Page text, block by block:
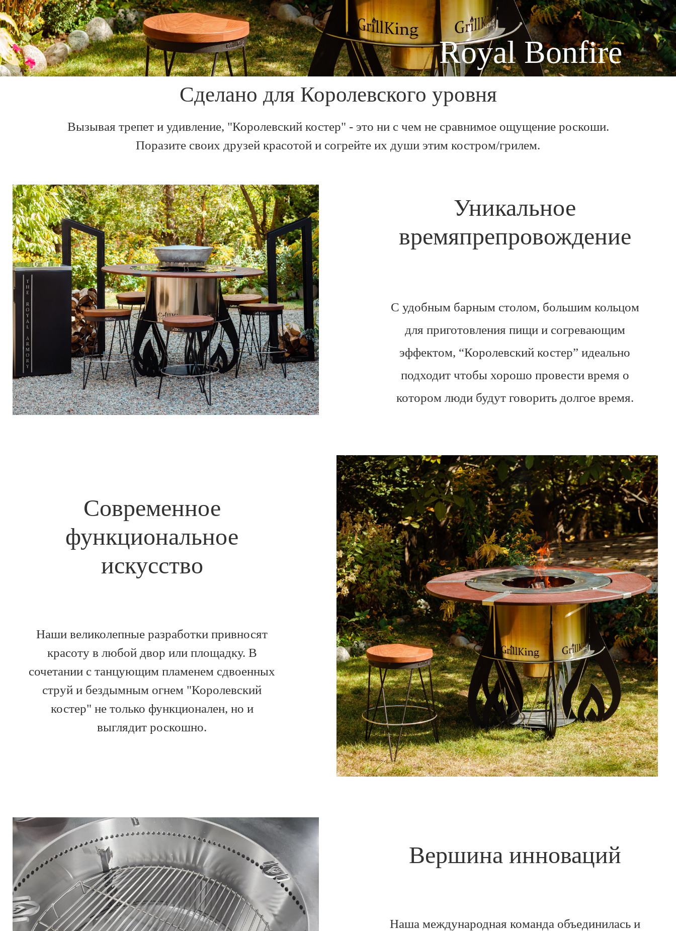
Royal Bonfire
Сделано для Королевского уровня
Вызывая трепет и удивление, "Королевский костер" - это ни с чем не сравнимое ощущение роскоши.
Поразите своих друзей красотой и согрейте их души этим костром/грилем.
Уникальное
времяпрепровождение
С удобным барным столом, большим кольцом
для приготовления пищи и согревающим
эффектом, “Королевский костер” идеально
подходит чтобы хорошо провести время о
котором люди будут говорить долгое время.
Современное
функциональное
искусство
Наши великолепные разработки привносят
красоту в любой двор или площадку. В
сочетании с танцующим пламенем сдвоенных
струй и бездымным огнем "Королевский
костер" не только функционален, но и
выглядит роскошно.
Вершина инноваций
Наша международная команда объединилась и